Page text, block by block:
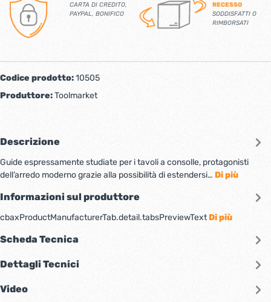
CARTA DI CREDITO,
PAYPAL, BONIFICO
RECESSO
SODDISFATTI O
RIMBORSATI
Codice prodotto:10505
Produttore:Toolmarket
Descrizione
Guide espressamente studiate per i tavoli a consolle, protagonisti
dell’arredo moderno grazie alla possibilità di estendersi… Di più
Informazioni sul produttore
cbaxProductManufacturerTab.detail.tabsPreviewTextDi più
Scheda Tecnica
Dettagli Tecnici
Video